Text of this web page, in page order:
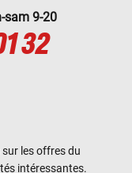
sam 9-20
32
les offres du
intéressantes.